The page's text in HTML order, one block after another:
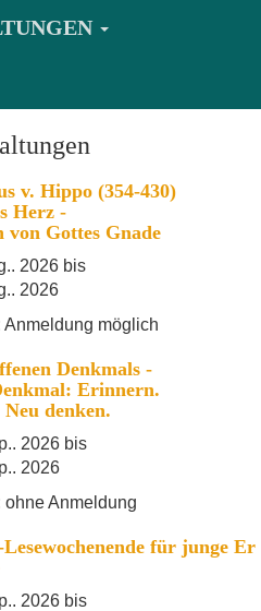
v. Hippo (354-430)
Herz -
von Gottes Gnade
2026 bis
2026
Anmeldung möglich
Denkmals -
Erinnern.
denken.
2026 bis
2026
ohne Anmeldung
für junge Er
2026 bis